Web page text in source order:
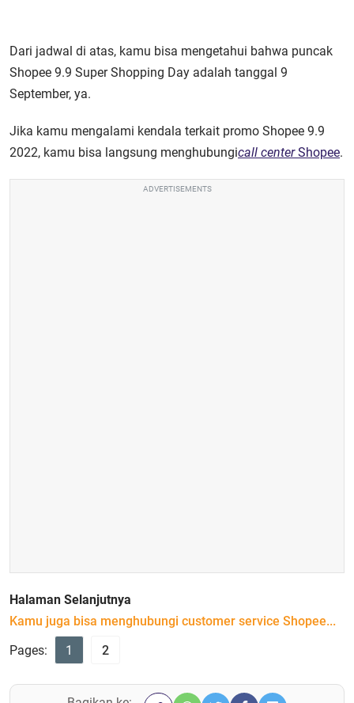
Dari jadwal di atas, kamu bisa mengetahui bahwa puncak
Shopee 9.9 Super Shopping Day adalah tanggal 9
September, ya.
Jika kamu mengalami kendala terkait promo Shopee 9.9
2022, kamu bisa langsung menghubungicall centerShopee.
ADVERTISEMENTS
Halaman Selanjutnya
Kamu juga bisa menghubungi customer service Shopee...
Pages:
1 2